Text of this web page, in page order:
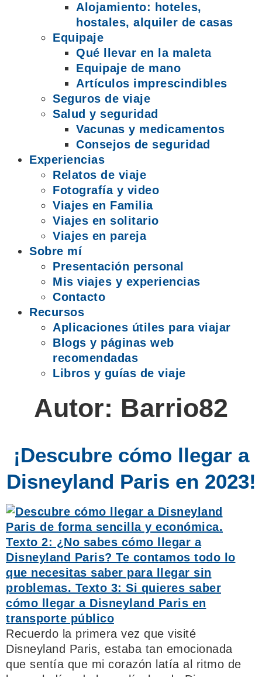
Alojamiento: hoteles,
hostales, alquiler de casas
Equipaje
Qué llevar en la maleta
Equipaje de mano
Artículos imprescindibles
Seguros de viaje
Salud y seguridad
Vacunas y medicamentos
Consejos de seguridad
Experiencias
Relatos de viaje
Fotografía y video
Viajes en Familia
Viajes en solitario
Viajes en pareja
Sobre mí
Presentación personal
Mis viajes y experiencias
Contacto
Recursos
Aplicaciones útiles para viajar
Blogs y páginas web
recomendadas
Libros y guías de viaje
Autor: Barrio82
¡Descubre cómo llegar a
Disneyland Paris en 2023!
Recuerdo la primera vez que visité
Disneyland Paris, estaba tan emocionada
que sentía que mi corazón latía al ritmo de